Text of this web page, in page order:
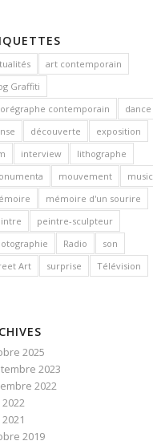
art contemporain
Graffiti
contemporain
dance
découverte
exposition
interview
lithographe
mouvement
music
mémoire d'un sourire
peintre-sculpteur
Radio
son
Art
surprise Télévision
2025
2023
2022
2019